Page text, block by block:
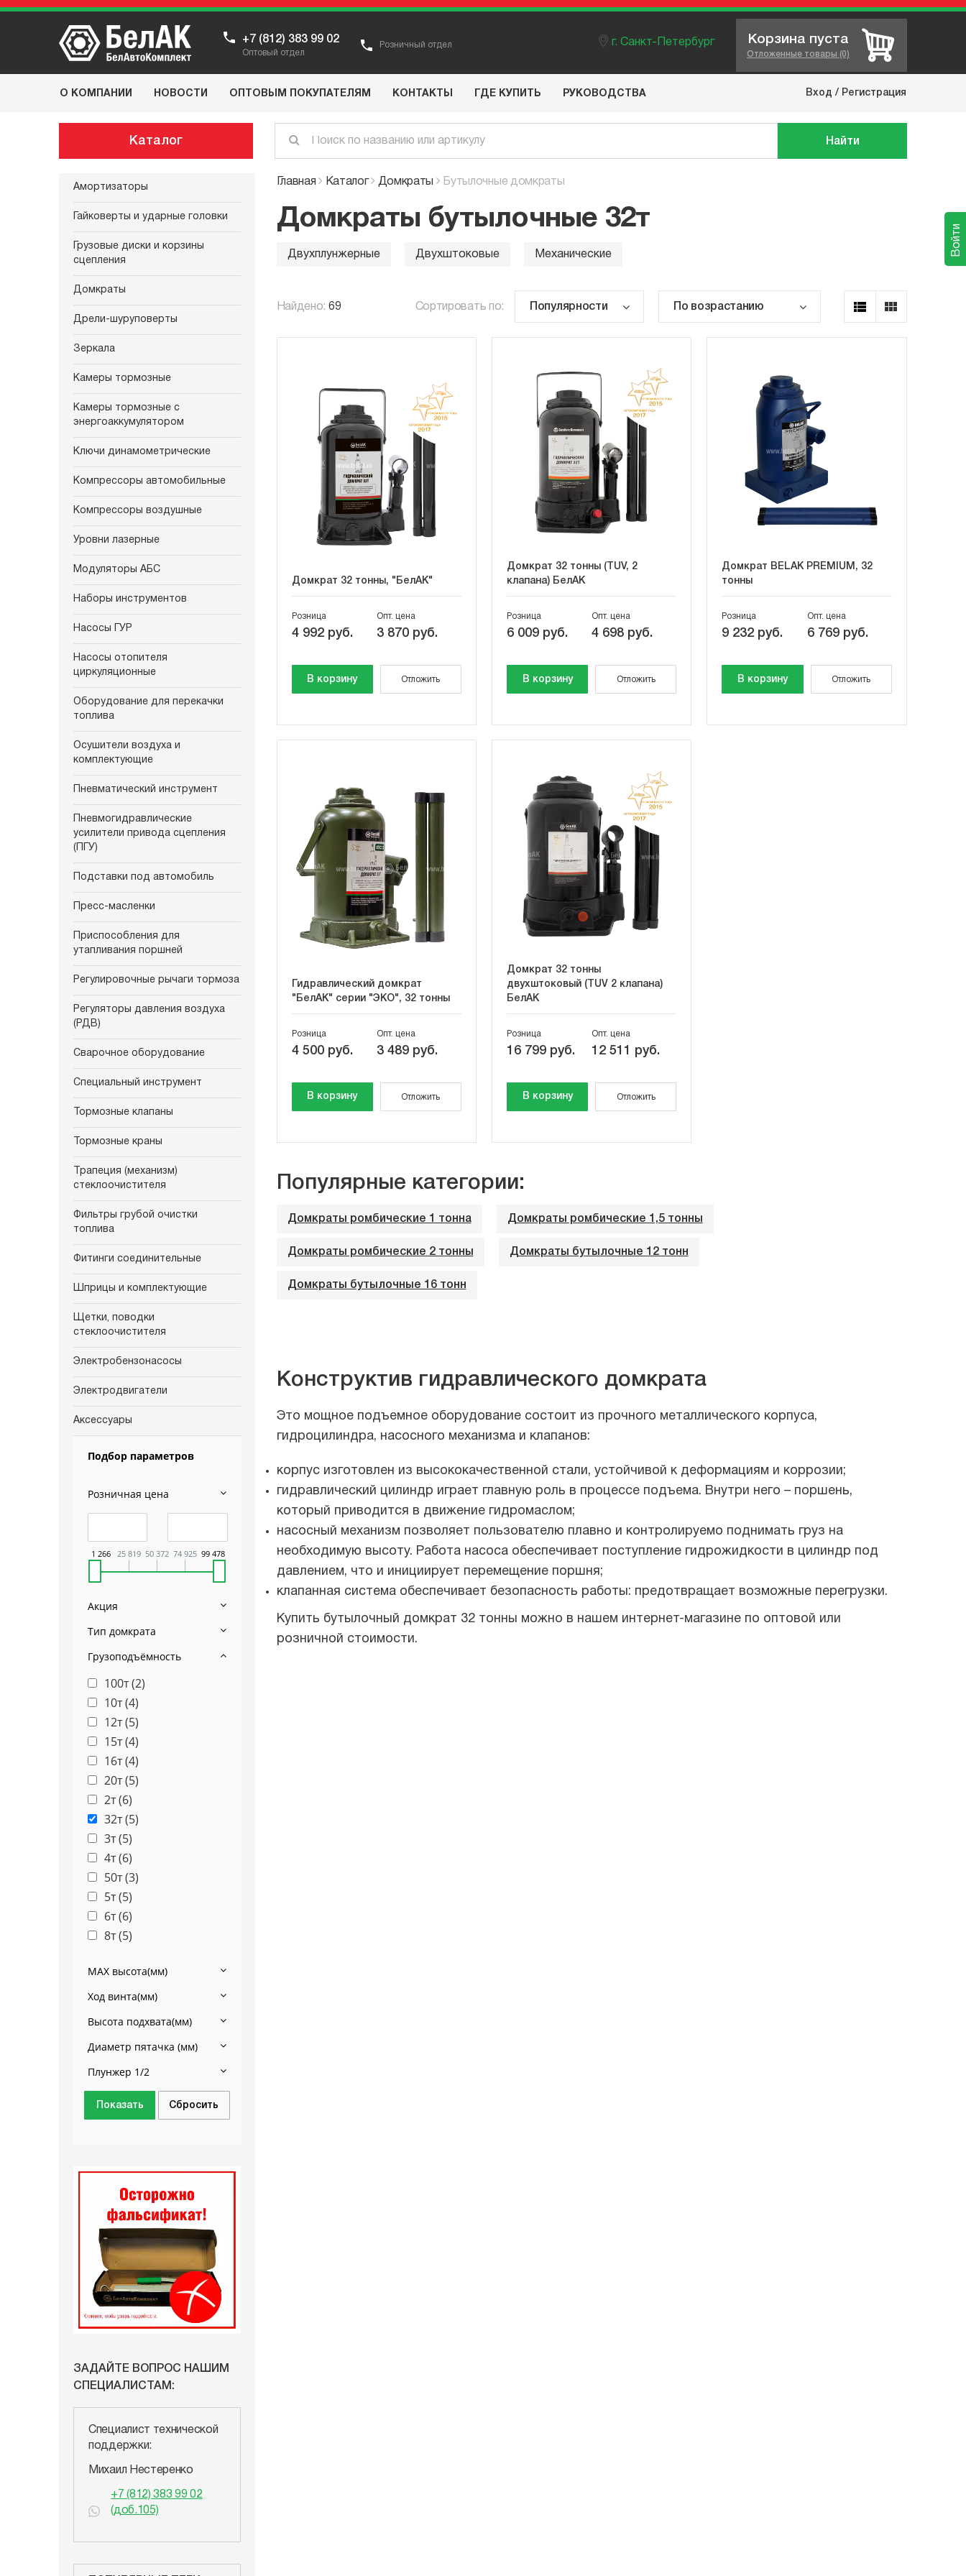
+7 (812) 383 99 02
Оптовый отдел
Розничный отдел г. Санкт-Петербург Корзина пуста
Отложенные товары (0)
О КОМПАНИИ НОВОСТИ ОПТОВЫМ ПОКУПАТЕЛЯМ КОНТАКТЫ ГДЕ КУПИТЬ РУКОВОДСТВА Вход / Регистрация
Каталог Найти
Амортизаторы
Гайковерты и ударные головки
Грузовые диски и корзины
сцепления
Домкраты
Дрели-шуруповерты
Зеркала
Камеры тормозные
Камеры тормозные с
энергоаккумулятором
Ключи динамометрические
Компрессоры автомобильные
Компрессоры воздушные
Уровни лазерные
Модуляторы АБС
Наборы инструментов
Насосы ГУР
Насосы отопителя
циркуляционные
Оборудование для перекачки
топлива
Осушители воздуха и
комплектующие
Пневматический инструмент
Пневмогидравлические
усилители привода сцепления
(ПГУ)
Подставки под автомобиль
Пресс-масленки
Приспособления для
утапливания поршней
Регулировочные рычаги тормоза
Регуляторы давления воздуха
(РДВ)
Сварочное оборудование
Специальный инструмент
Тормозные клапаны
Тормозные краны
Трапеция (механизм)
стеклоочистителя
Фильтры грубой очистки
топлива
Фитинги соединительные
Шприцы и комплектующие
Щетки, поводки
стеклоочистителя
Электробензонасосы
Электродвигатели
Аксессуары
Подбор параметров
Розничная цена
1 266 25 819 50 372 74 925 99 478
Акция
Тип домкрата
Грузоподъёмность
100т (2)
10т (4)
12т (5)
15т (4)
16т (4)
20т (5)
2т (6)
32т (5)
3т (5)
4т (6)
50т (3)
5т (5)
6т (6)
8т (5)
MAX высота(мм)
Ход винта(мм)
Высота подхвата(мм)
Диаметр пятачка (мм)
Плунжер 1/2
ЗАДАЙТЕ ВОПРОС НАШИМ
СПЕЦИАЛИСТАМ:
Специалист технической
поддержки:
Михаил Нестеренко
+7 (812) 383 99 02
(доб.105)
Главная Каталог Домкраты Бутылочные домкраты
Домкраты бутылочные 32т
Двухплунжерные Двухштоковые Механические
Найдено: 69 Сортировать по:
Домкрат 32 тонны, "БелАК"
Розница
4 992 руб.
Опт. цена
3 870 руб.
В корзину Отложить
Домкрат 32 тонны (TUV, 2
клапана) БелАК
Розница
6 009 руб.
Опт. цена
4 698 руб.
В корзину Отложить
Домкрат BELAK PREMIUM, 32
тонны
Розница
9 232 руб.
Опт. цена
6 769 руб.
В корзину Отложить
Гидравлический домкрат
"БелАК" серии "ЭКО", 32 тонны
Розница
4 500 руб.
Опт. цена
3 489 руб.
В корзину Отложить
Домкрат 32 тонны
двухштоковый (TUV 2 клапана)
БелАК
Розница
16 799 руб.
Опт. цена
12 511 руб.
В корзину Отложить
Популярные категории:
Домкраты ромбические 1 тонна Домкраты ромбические 1,5 тонны
Домкраты ромбические 2 тонны Домкраты бутылочные 12 тонн
Домкраты бутылочные 16 тонн
Конструктив гидравлического домкрата
Это мощное подъемное оборудование состоит из прочного металлического корпуса,
гидроцилиндра, насосного механизма и клапанов:
корпус изготовлен из высококачественной стали, устойчивой к деформациям и коррозии;
гидравлический цилиндр играет главную роль в процессе подъема. Внутри него – поршень,
который приводится в движение гидромаслом;
насосный механизм позволяет пользователю плавно и контролируемо поднимать груз на
необходимую высоту. Работа насоса обеспечивает поступление гидрожидкости в цилиндр под
давлением, что и инициирует перемещение поршня;
клапанная система обеспечивает безопасность работы: предотвращает возможные перегрузки.
Купить бутылочный домкрат 32 тонны можно в нашем интернет-магазине по оптовой или
розничной стоимости.
Войти